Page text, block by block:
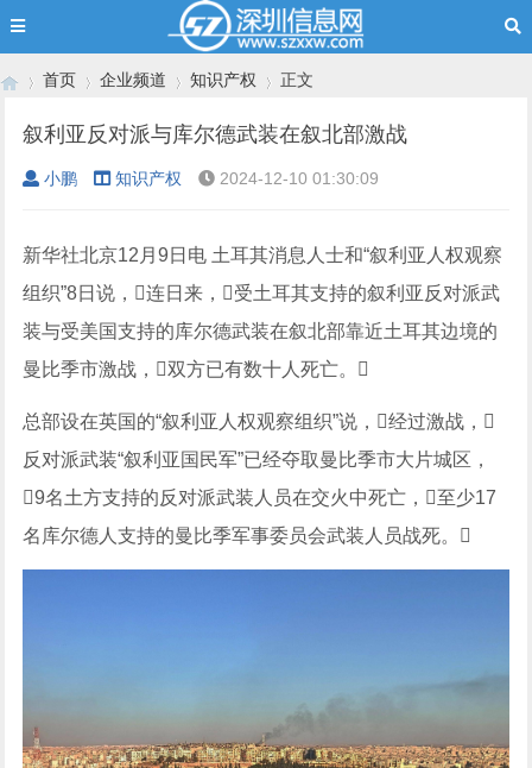
›
首页
›
企业频道
›
知识产权
›
正文
叙利亚反对派与库尔德武装在叙北部激战
小鹏 知识产权 2024-12-10 01:30:09
新华社北京12月9日电 土耳其消息人士和“叙利亚人权观察
组织”8日说，连日来，受土耳其支持的叙利亚反对派武
装与受美国支持的库尔德武装在叙北部靠近土耳其边境的
曼比季市激战，双方已有数十人死亡。
总部设在英国的“叙利亚人权观察组织”说，经过激战，
反对派武装“叙利亚国民军”已经夺取曼比季市大片城区，
9名土方支持的反对派武装人员在交火中死亡，至少17
名库尔德人支持的曼比季军事委员会武装人员战死。